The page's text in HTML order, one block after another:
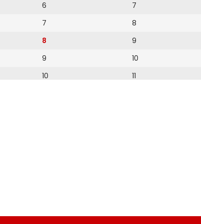
6
7
8
9
10
7
8
9
10
11
19